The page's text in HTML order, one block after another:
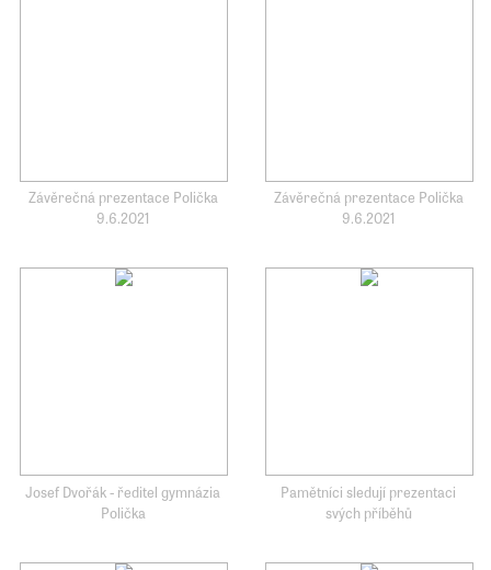
Závěrečná prezentace Polička
9.6.2021
Závěrečná prezentace Polička
9.6.2021
Josef Dvořák - ředitel gymnázia
Polička
Pamětníci sledují prezentaci
svých příběhů